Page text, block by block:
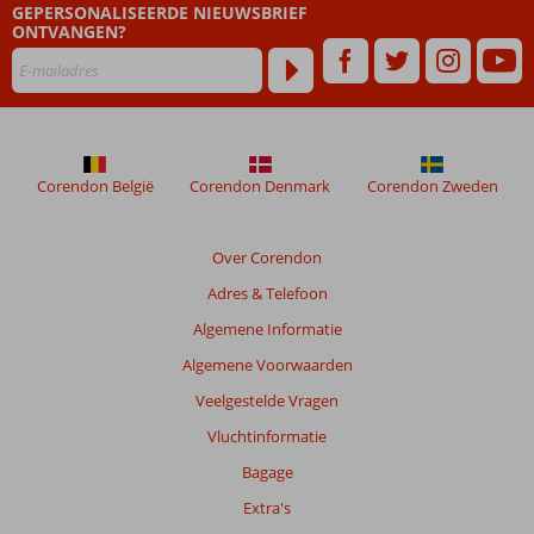
die
ouder
48
worden
niet
GEPERSONALISEERDE NIEUWSBRIEF
ONTVANGEN?
Over Corendon
Adres & Telefoon
Algemene Informatie
Algemene Voorwaarden
Veelgestelde Vragen
Vluchtinformatie
Bagage
Extra's
Corendon België Corendon Denmark Corendon Zweden